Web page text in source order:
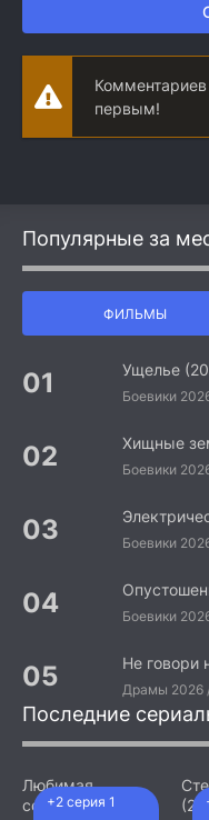
первым!
Популярные за
ФИЛЬМЫ
Ущелье
Хищные
Не говори
Последние
+2 серия 1
Любимая
сотрудница